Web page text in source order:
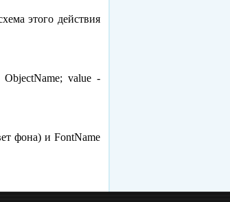
этого действия
value -
фона) и FontName